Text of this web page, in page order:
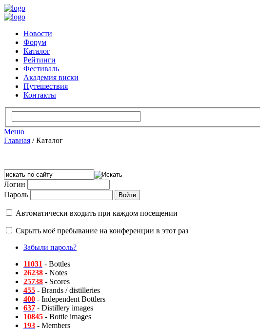
Новости
Форум
Каталог
Рейтинги
Фестиваль
Академия виски
Путешествия
Контакты
Меню
Главная /Каталог
Логин
Пароль
Автоматически входить при каждом посещении
Скрыть моё пребывание на конференции в этот раз
Забыли пароль?
11031 - Bottles
26238 - Notes
25738 - Scores
455 - Brands / distilleries
400 - Independent Bottlers
637 - Distillery images
10845 - Bottle images
193 - Members